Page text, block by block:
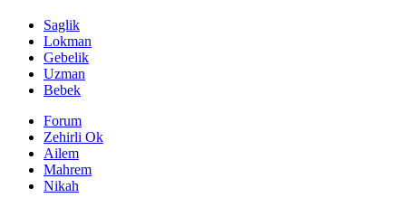
Saglik
Lokman
Gebelik
Uzman
Bebek
Forum
Zehirli Ok
Ailem
Mahrem
Nikah